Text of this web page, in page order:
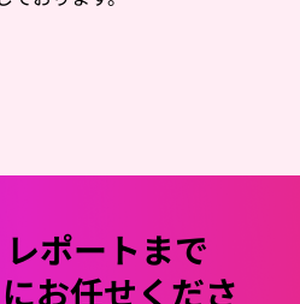
ポートまで
お任せくださ